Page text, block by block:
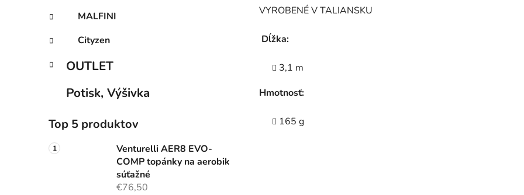
MALFINI
Cityzen
OUTLET
Potisk, Výšivka
Top 5 produktov
Venturelli AER8 EVO-
COMP topánky na aerobik
súťažné
€76,50
VYROBENÉ V TALIANSKU
Dĺžka:
3,1 m
Hmotnosť:
165 g